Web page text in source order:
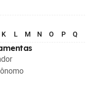
K L M N O P Q